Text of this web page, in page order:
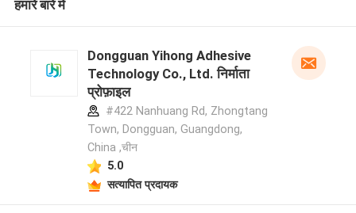
हमारे बारे में
Dongguan Yihong Adhesive
Technology Co., Ltd. निर्माता
प्रोफ़ाइल
#422 Nanhuang Rd, Zhongtang
Town, Dongguan, Guangdong,
China ,चीन
5.0
सत्यापित प्रदायक